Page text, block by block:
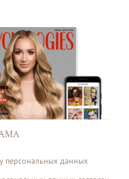
персональных данных